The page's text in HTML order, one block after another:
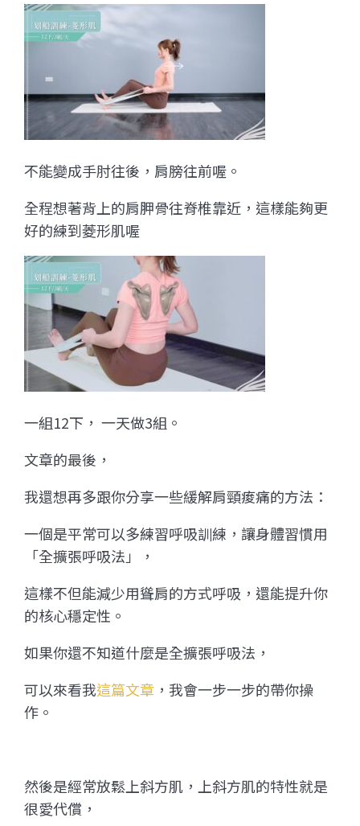
不能變成手肘往後，肩膀往前喔。
全程想著背上的肩胛骨往脊椎靠近，這樣能夠更
好的練到菱形肌喔
一組12下， 一天做3組。
文章的最後，
我還想再多跟你分享一些緩解肩頸痠痛的方法：
一個是平常可以多練習呼吸訓練，讓身體習慣用
「全擴張呼吸法」，
這樣不但能減少用聳肩的方式呼吸，還能提升你
的核心穩定性。
如果你還不知道什麼是全擴張呼吸法，
可以來看我這篇文章 ，我會一步一步的帶你操
作。
然後是經常放鬆上斜方肌，上斜方肌的特性就是
很愛代償，